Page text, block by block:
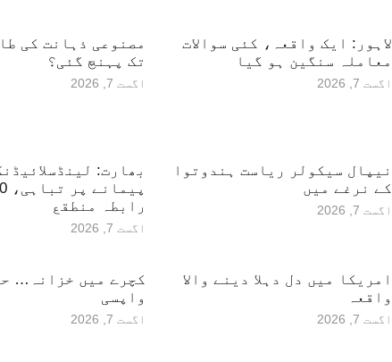
لاہور: ایک واقعہ، کئی سوالات
معاملہ سنگین ہو گیا
اگست 7, 2026
مصنوعی ذہانت کی
تک پہنچ گئی؟
اگست 7, 2026
نیپال سیکولر ریاست ہندوتوا
کے نرغے میں
اگست 7, 2026
بھارت:
رابطہ منطقع
اگست 7, 2026
امریکا میں دل دہلا دینے والا
واقعہ
اگست 7, 2026
کچرے میں خزانہ…
واپسی
اگست 7, 2026